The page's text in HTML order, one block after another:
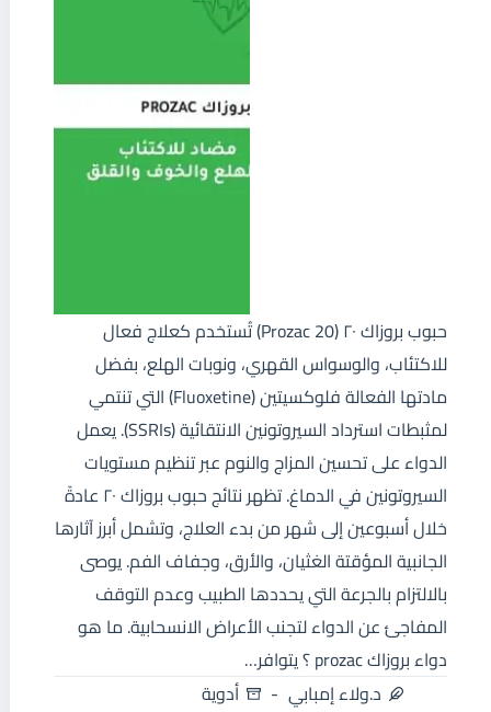
حبوب بروزاك ٢٠ (Prozac 20) تُستخدم كعلاج فعال
للاكتئاب، والوسواس القهري، ونوبات الهلع، بفضل
مادتها الفعالة فلوكسيتين (Fluoxetine) التي تنتمي
لمثبطات استرداد السيروتونين الانتقائية (SSRIs). يعمل
الدواء على تحسين المزاج والنوم عبر تنظيم مستويات
السيروتونين في الدماغ. تظهر نتائج حبوب بروزاك ٢٠ عادةً
خلال أسبوعين إلى شهر من بدء العلاج، وتشمل أبرز آثارها
الجانبية المؤقتة الغثيان، والأرق، وجفاف الفم. يوصى
بالالتزام بالجرعة التي يحددها الطبيب وعدم التوقف
المفاجئ عن الدواء لتجنب الأعراض الانسحابية. ما هو
دواء بروزاك prozac ؟ يتوافر…
د.ولاء إمبابي
أدوية